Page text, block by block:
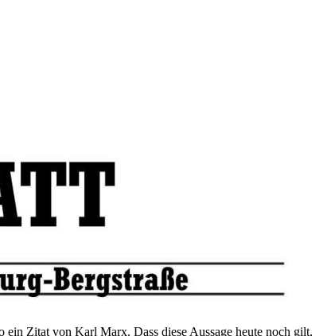
Zitat von Karl Marx. Dass diese Aussage heute noch gilt,